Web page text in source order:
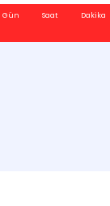
Gün Saat Dakika